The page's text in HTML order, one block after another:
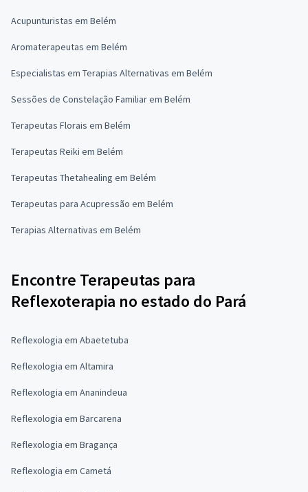
Acupunturistas em Belém
Aromaterapeutas em Belém
Especialistas em Terapias Alternativas em Belém
Sessões de Constelação Familiar em Belém
Terapeutas Florais em Belém
Terapeutas Reiki em Belém
Terapeutas Thetahealing em Belém
Terapeutas para Acupressão em Belém
Terapias Alternativas em Belém
Encontre Terapeutas para
Reflexoterapia no estado do Pará
Reflexologia em Abaetetuba
Reflexologia em Altamira
Reflexologia em Ananindeua
Reflexologia em Barcarena
Reflexologia em Bragança
Reflexologia em Cametá